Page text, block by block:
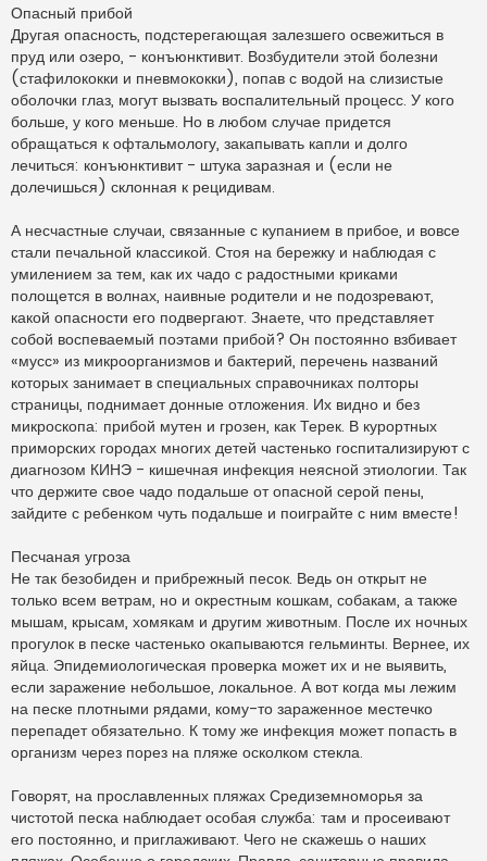
Опасный прибой
Другая опасность, подстерегающая залезшего освежиться в
пруд или озеро, - конъюнктивит. Возбудители этой болезни
(стафилококки и пневмококки), попав с водой на слизистые
оболочки глаз, могут вызвать воспалительный процесс. У кого
больше, у кого меньше. Но в любом случае придется
обращаться к офтальмологу, закапывать капли и долго
лечиться: конъюнктивит - штука заразная и (если не
долечишься) склонная к рецидивам.
А несчастные случаи, связанные с купанием в прибое, и вовсе
стали печальной классикой. Стоя на бережку и наблюдая с
умилением за тем, как их чадо с радостными криками
полощется в волнах, наивные родители и не подозревают,
какой опасности его подвергают. Знаете, что представляет
собой воспеваемый поэтами прибой? Он постоянно взбивает
«мусс» из микроорганизмов и бактерий, перечень названий
которых занимает в специальных справочниках полторы
страницы, поднимает донные отложения. Их видно и без
микроскопа: прибой мутен и грозен, как Терек. В курортных
приморских городах многих детей частенько госпитализируют с
диагнозом КИНЭ - кишечная инфекция неясной этиологии. Так
что держите свое чадо подальше от опасной серой пены,
зайдите с ребенком чуть подальше и поиграйте с ним вместе!
Песчаная угроза
Не так безобиден и прибрежный песок. Ведь он открыт не
только всем ветрам, но и окрестным кошкам, собакам, а также
мышам, крысам, хомякам и другим животным. После их ночных
прогулок в песке частенько окапываются гельминты. Вернее, их
яйца. Эпидемиологическая проверка может их и не выявить,
если заражение небольшое, локальное. А вот когда мы лежим
на песке плотными рядами, кому-то зараженное местечко
перепадет обязательно. К тому же инфекция может попасть в
организм через порез на пляже осколком стекла.
Говорят, на прославленных пляжах Средиземноморья за
чистотой песка наблюдает особая служба: там и просеивают
его постоянно, и приглаживают. Чего не скажешь о наших